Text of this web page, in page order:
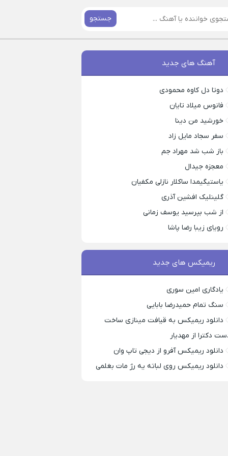
جستجو
آهنگ های جدید
دوتا دل کاوه محمودی
فانوس میلاد تایان
خورشید من دینا
سفر سجاد مایل زاد
باز شب شد مهراد جم
معجزه جیدال
یاستیگیمدا ساکلار نازلی مکفیان
گلینلیک افشین آذری
از شب بپرسید یوسف زمانی
رویای زیبا رضا پاشا
ریمیکس های جدید
یادگاری امین سوری
سنگ تمام حمیدرضا بابایی
دانلود ریمیکس به قیافت مینازی ساخت
دکترا از مهدیار
دانلود ریمیکس آفرو از ديجی تاپ وان
دانلود ریمیکس روی لباته یه رژ مات بغلمی